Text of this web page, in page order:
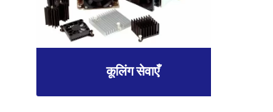
कूलिंग सेवाएँ